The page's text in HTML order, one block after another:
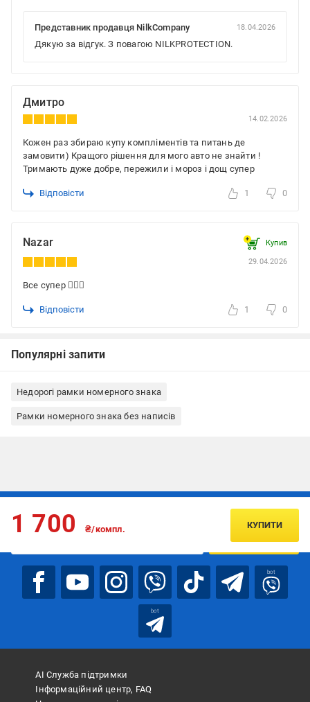
Представник продавця NilkCompany 18.04.2026
Дякую за відгук. З повагою NILKPROTECTION.
Дмитро
14.02.2026
Кожен раз збираю купу компліментів та питань де
замовити) Кращого рішення для мого авто не знайти !
Тримають дуже добре, пережили і мороз і дощ супер
Відповісти 1 0
Nazar Купив
29.04.2026
Все супер 👍🏼😎
Відповісти 1 0
Популярні запити
Недорогі рамки номерного знака
Рамки номерного знака без написів
1 700 ₴/компл. КУПИТИ
Підписуйтесь, щоб дізнаватись першим про акції та пропозиції
ПІДПИСАТИСЯ
bot
bot
АІ Служба підтримки
Інформаційний центр, FAQ